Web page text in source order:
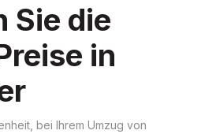
Sie die
in
bei Ihrem Umzug von